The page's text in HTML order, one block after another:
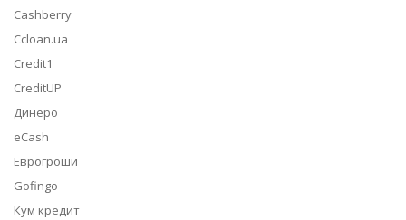
Cashberry
Ccloan.ua
Credit1
CreditUP
Динеро
eCash
Еврогроши
Gofingo
Кум кредит